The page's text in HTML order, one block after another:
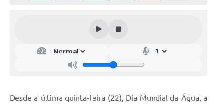
Desde a última quinta-feira (22), Dia Mundial da Água, a